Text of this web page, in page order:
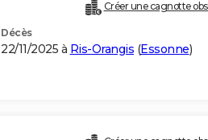
Créer une cagnotte
Décès
22/11/2025 à Ris-Orangis (Essonne)